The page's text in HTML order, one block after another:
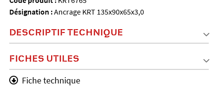
Désignation :Ancrage KRT 135x90x65x3,0
DESCRIPTIF TECHNIQUE
FICHES UTILES
Fiche technique